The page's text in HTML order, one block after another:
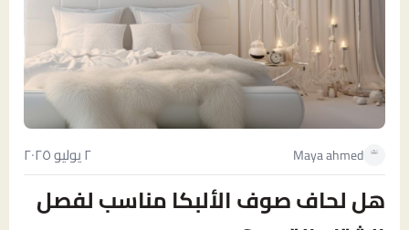
Maya ahmed ٢ يوليو ٢٠٢٥
هل لحاف صوف الألبكا مناسب لفصل